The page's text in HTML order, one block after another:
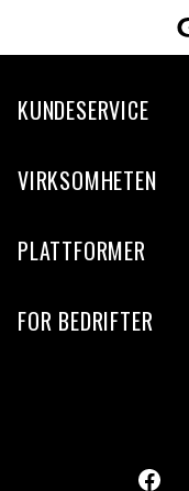
KUNDESERVICE
VIRKSOMHETEN
PLATTFORMER
FOR BEDRIFTER